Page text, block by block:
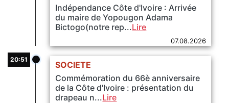
Indépendance Côte d'Ivoire : Arrivée
du maire de Yopougon Adama
Bictogo(notre rep...Lire
07.08.2026
SOCIETE
Commémoration du 66è anniversaire
de la Côte d'Ivoire : présentation du
drapeau n...Lire
20:51